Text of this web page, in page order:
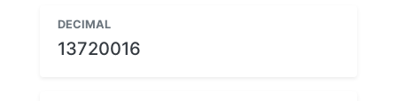
DECIMAL
13720016